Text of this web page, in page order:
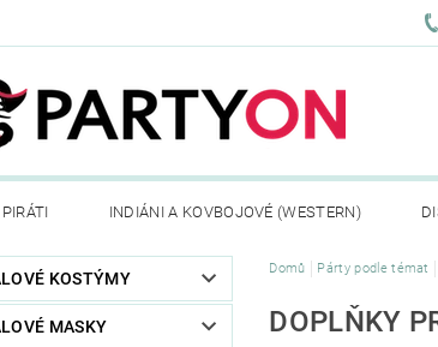
PIRÁTI INDIÁNI A KOVBOJOVÉ (WESTERN)
OBCHODNÍ PODMÍNKY VRÁCENÍ ZBOŽÍ
KOSTÝMY
MASKY
Domů Párty podle témat
DOPLŇKY